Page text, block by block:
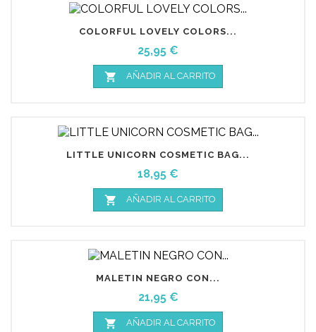
COLORFUL LOVELY COLORS...
Precio
25,95 €
 AÑADIR AL CARRITO
LITTLE UNICORN COSMETIC BAG...
Precio
18,95 €
 AÑADIR AL CARRITO
MALETIN NEGRO CON...
Precio
21,95 €
 AÑADIR AL CARRITO